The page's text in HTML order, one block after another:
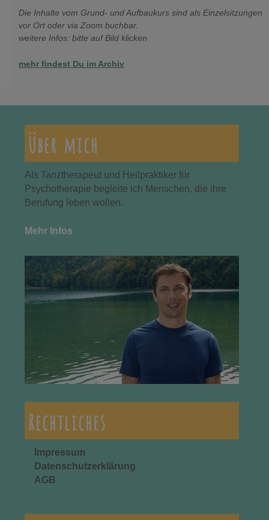
Die Inhalte vom Grund- und Aufbaukurs sind als Einzelsitzungen
vor Ort oder via Zoom buchbar.
weitere Infos: bitte auf Bild klicken
mehr findest Du im Archiv
Über mich
Als Tanztherapeut und Heilpraktiker für
Psychotherapie begleite ich Menschen, die ihre
Berufung leben wollen.
Mehr Infos
Rechtliches
Impressum
Datenschutzerklärung
AGB